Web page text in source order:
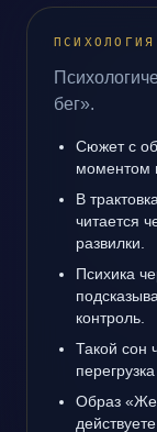
ПСИХОЛОГИЯ
бег».
Сюжет с
моментом
В
читается
развилки.
Психика
контроль.
Такой сон
Образ